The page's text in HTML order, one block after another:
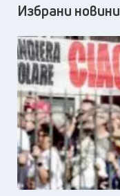
Избрани новини